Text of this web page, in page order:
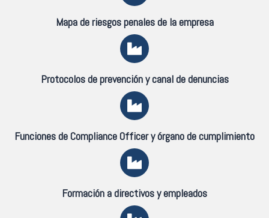
Mapa de riesgos penales de la empresa
Protocolos de prevención y canal de denuncias
Funciones de Compliance Officer y órgano de cumplimiento
Formación a directivos y empleados